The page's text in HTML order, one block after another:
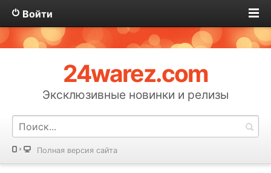
Войти
24warez.com
Эксклюзивные новинки и релизы
Полная версия сайта